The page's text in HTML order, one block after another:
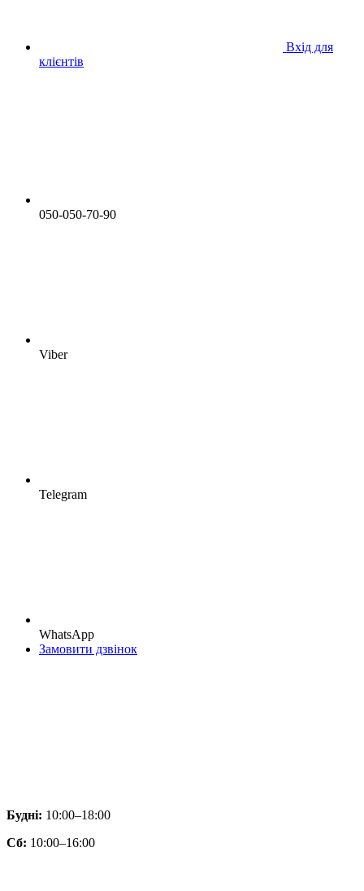
Вхід для
клієнтів
050-050-70-90
Viber
Telegram
WhatsApp
Замовити дзвінок
Будні: 10:00–18:00
Сб: 10:00–16:00